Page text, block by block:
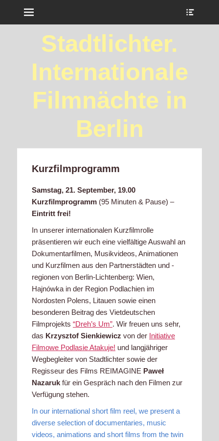
Stadtlichter.
Internationale
Filmnächte in
Berlin
Kurzfilmprogramm
Samstag, 21. September, 19.00
Kurzfilmprogramm (95 Minuten & Pause) –
Eintritt frei!
In unserer internationalen Kurzfilmrolle
präsentieren wir euch eine vielfältige Auswahl an
Dokumentarfilmen, Musikvideos, Animationen
und Kurzfilmen aus den Partnerstädten und -
regionen von Berlin-Lichtenberg: Wien,
Hajnówka in der Region Podlachien im
Nordosten Polens, Litauen sowie einen
besonderen Beitrag des Vietdeutschen
Filmprojekts “Dreh’s Um”. Wir freuen uns sehr,
das Krzysztof Sienkiewicz von der Initiative
Filmowe Podlasie Atakuje! und langjähriger
Wegbegleiter von Stadtlichter sowie der
Regisseur des Films REIMAGINE Paweł
Nazaruk für ein Gespräch nach den Filmen zur
Verfügung stehen.
In our international short film reel, we present a
diverse selection of documentaries, music
videos, animations and short films from the twin